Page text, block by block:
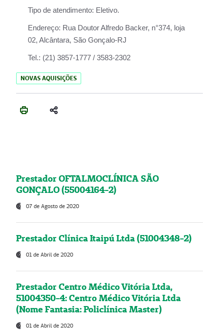
Tipo de atendimento: Eletivo.
Endereço: Rua Doutor Alfredo Backer, n°374, loja
02, Alcântara, São Gonçalo-RJ
Tel.: (21) 3857-1777 / 3583-2302
NOVAS AQUISIÇÕES
Prestador OFTALMOCLÍNICA SÃO
GONÇALO (55004164-2)
07 de Agosto de 2020
Prestador Clínica Itaipú Ltda (51004348-2)
01 de Abril de 2020
Prestador Centro Médico Vitória Ltda,
51004350-4: Centro Médico Vitória Ltda
(Nome Fantasia: Policlínica Master)
01 de Abril de 2020